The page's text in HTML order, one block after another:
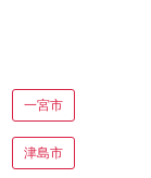
一宮市
津島市